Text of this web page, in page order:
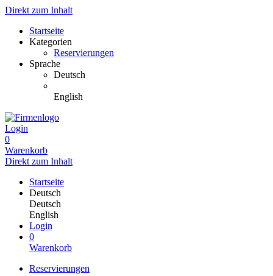
Direkt zum Inhalt
Startseite
Kategorien
Reservierungen
Sprache
Deutsch
English
Login
0
Warenkorb
Direkt zum Inhalt
Startseite
Deutsch
Deutsch
English
Login
0
Warenkorb
Reservierungen